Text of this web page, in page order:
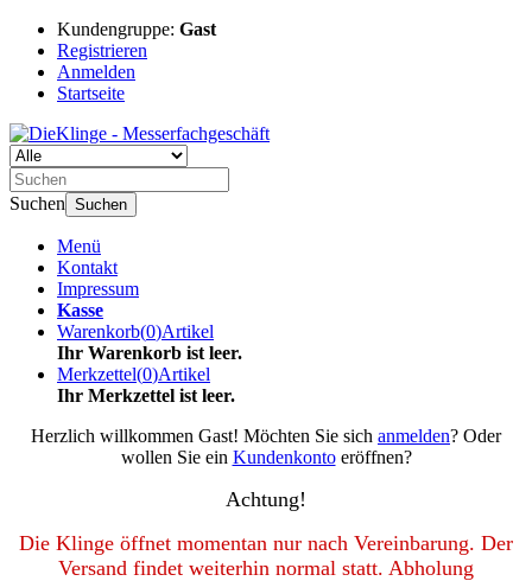
Kundengruppe: Gast
Registrieren
Anmelden
Startseite
Suchen Suchen
Menü
Kontakt
Impressum
Kasse
Warenkorb(0)Artikel
Ihr Warenkorb ist leer.
Merkzettel(0)Artikel
Ihr Merkzettel ist leer.
Herzlich willkommen Gast! Möchten Sie sich anmelden? Oder
wollen Sie ein Kundenkontoeröffnen?
Achtung!
Die Klinge öffnet momentan nur nach Vereinbarung. Der
Versand findet weiterhin normal statt. Abholung